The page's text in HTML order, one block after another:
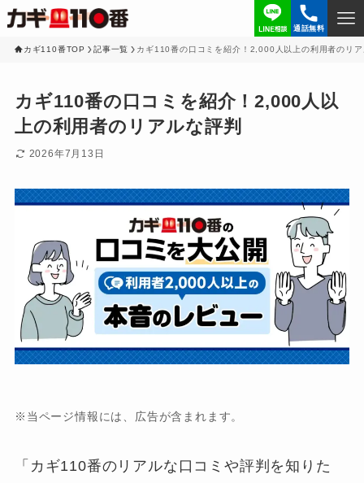
通話無料
カギ110番TOP 記事一覧 カギ110番の口コミを紹介！2,000人以上の利用者のリ
カギ110番の口コミを紹介！2,000人以
上の利用者のリアルな評判
2026年7月13日
※当ページ情報には、広告が含まれます。
「カギ110番のリアルな口コミや評判を知りた